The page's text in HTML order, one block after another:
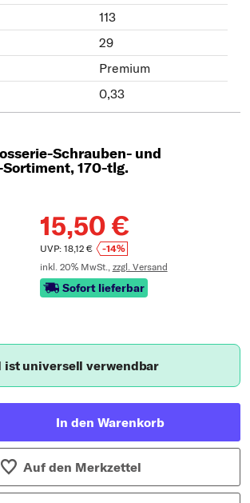
113
29
Premium
0,33
Schrauben- und
170-tlg.
15,50 €
UVP: 18,12 €
-14%
inkl. 20% MwSt., zzgl. Versand
Sofort lieferbar
ist universell verwendbar
In den Warenkorb
Auf den Merkzettel